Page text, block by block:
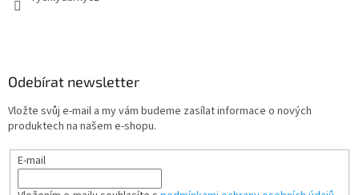
Odebírat newsletter
Vložte svůj e-mail a my vám budeme zasílat informace o nových
produktech na našem e-shopu.
E-mail